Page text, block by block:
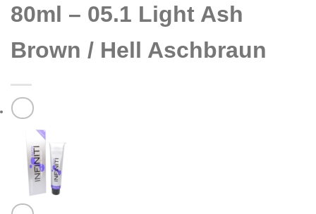
80ml – 05.1 Light Ash
Brown / Hell Aschbraun